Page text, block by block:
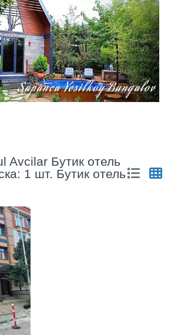
Avcilar Бутик отель
1 шт. Бутик отель